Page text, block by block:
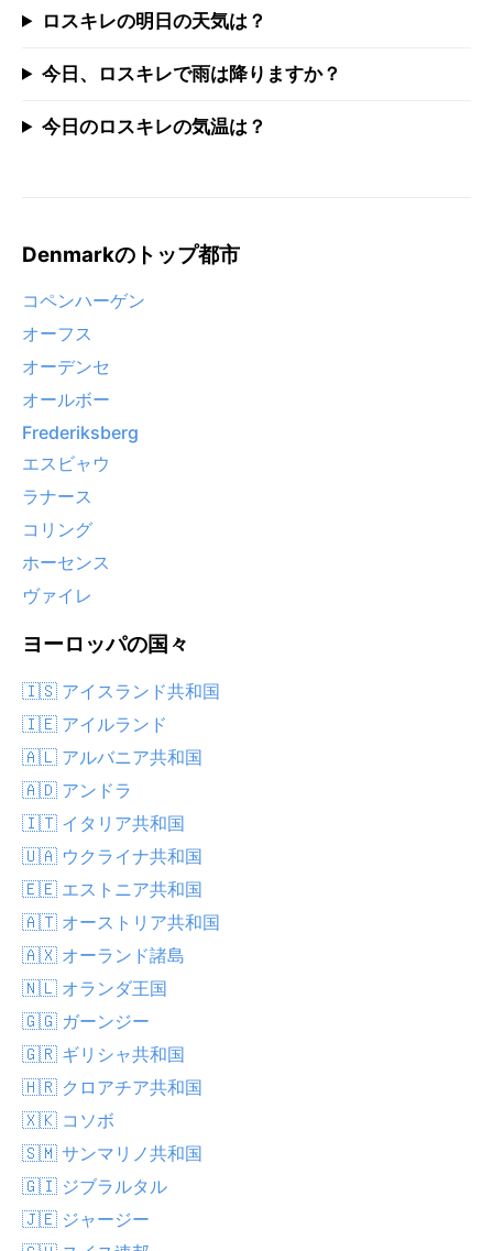
ロスキレの明日の天気は？
今日、ロスキレで雨は降りますか？
今日のロスキレの気温は？
Denmarkのトップ都市
コペンハーゲン
オーフス
オーデンセ
オールボー
Frederiksberg
エスビャウ
ラナース
コリング
ホーセンス
ヴァイレ
ヨーロッパの国々
🇮🇸 アイスランド共和国
🇮🇪 アイルランド
🇦🇱 アルバニア共和国
🇦🇩 アンドラ
🇮🇹 イタリア共和国
🇺🇦 ウクライナ共和国
🇪🇪 エストニア共和国
🇦🇹 オーストリア共和国
🇦🇽 オーランド諸島
🇳🇱 オランダ王国
🇬🇬 ガーンジー
🇬🇷 ギリシャ共和国
🇭🇷 クロアチア共和国
🇽🇰 コソボ
🇸🇲 サンマリノ共和国
🇬🇮 ジブラルタル
🇯🇪 ジャージー